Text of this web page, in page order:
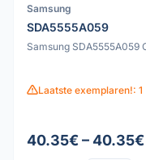
Samsung
SDA5555A059
Samsung SDA5555A059
Laatste exemplaren!: 1
40.35€ – 40.35€